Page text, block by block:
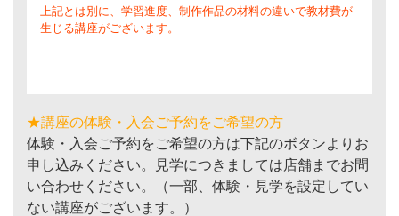
上記とは別に、学習進度、制作作品の材料の違いで教材費が
生じる講座がございます。
★講座の体験・入会ご予約をご希望の方
体験・入会ご予約をご希望の方は下記のボタンよりお
申し込みください。見学につきましては店舗までお問
い合わせください。（一部、体験・見学を設定してい
ない講座がございます。）